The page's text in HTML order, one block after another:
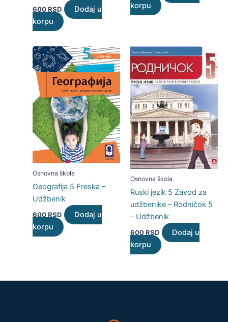
600RSD
Dodaj u
korpu
korpu
Osnovna škola
Geografija 5 Freska –
Udžbenik
600RSD
Dodaj u
korpu
Osnovna škola
Ruski jezik 5 Zavod za
udžbenike – Rodničok 5
– Udžbenik
600RSD
Dodaj u
korpu